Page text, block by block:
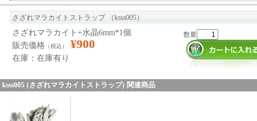
さざれマラカイトストラップ （ksss005）
数量
さざれマラカイト+水晶6mm*1個
販売価格 （税込） ¥900
在庫：在庫有り
ksss005 (さざれマラカイトストラップ) 関連商品